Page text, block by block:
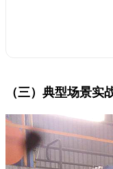
（三）典型场景实